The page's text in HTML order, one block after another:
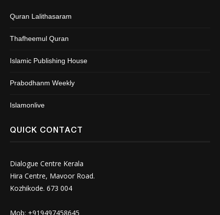
Quran Lalithasaram
Thafheemul Quran
Islamic Publishing House
Prabodhanm Weekly
Islamonlive
QUICK CONTACT
Dialogue Centre Kerala
Hira Centre, Mavoor Road.
Kozhikode. 673 004
Mob: +919497458645